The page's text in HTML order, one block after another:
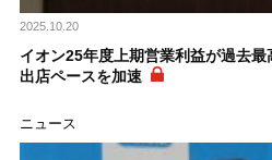
2025.10.20
イオン25年度上期営業利益が過去
出店ペースを加速
ニュース